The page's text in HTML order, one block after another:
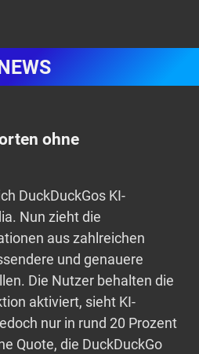
ohne
DuckDuckGos KI-
Nun zieht die
aus zahlreichen
und genauere
Die Nutzer behalten die
aktiviert, sieht KI-
nur in rund 20 Prozent
Quote, die DuckDuckGo